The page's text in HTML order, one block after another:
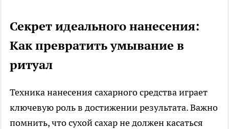
Секрет идеального нанесения:
Как превратить умывание в
ритуал
Техника нанесения сахарного средства играет
ключевую роль в достижении результата. Важно
помнить, что сухой сахар не должен касаться